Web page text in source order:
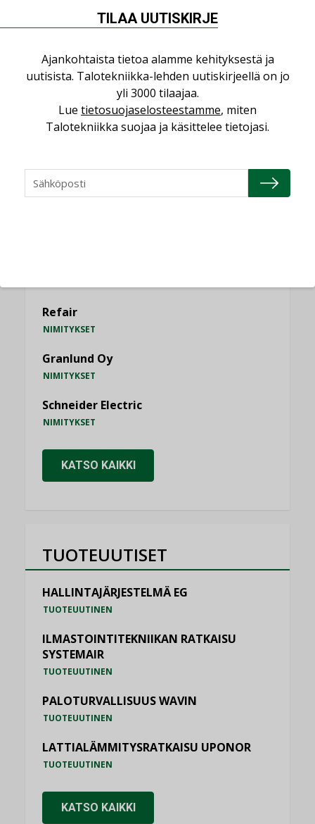
saatavien tietojen vertailukelpoisuus?
Vesi- ja viemärimitoittaminen on
jämähtänyt ajassa paikalleen
Refair
NIMITYKSET
Granlund Oy
NIMITYKSET
Schneider Electric
NIMITYKSET
KATSO KAIKKI
TUOTEUUTISET
HALLINTAJÄRJESTELMÄ EG
TUOTEUUTINEN
ILMASTOINTITEKNIIKAN RATKAISU
SYSTEMAIR
TUOTEUUTINEN
PALOTURVALLISUUS WAVIN
TUOTEUUTINEN
LATTIALÄMMITYSRATKAISU UPONOR
TUOTEUUTINEN
KATSO KAIKKI
TILAA UUTISKIRJE
Ajankohtaista tietoa alamme kehityksestä ja
uutisista. Talotekniikka-lehden uutiskirjeellä on jo
yli 3000 tilaajaa.
Lue tietosuojaselosteestamme, miten
Talotekniikka suojaa ja käsittelee tietojasi.